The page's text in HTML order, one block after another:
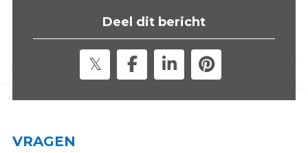
Deel dit bericht
VRAGEN